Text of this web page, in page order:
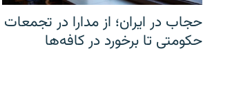
حجاب در ایران؛ از مدارا در تجمعات
حکومتی تا برخورد در کافه‌ها